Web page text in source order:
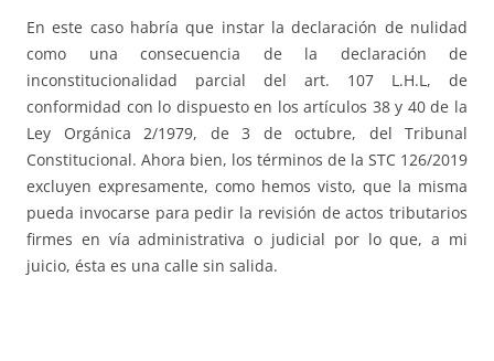
En este caso habría que instar la declaración de nulidad
como una consecuencia de la declaración de
inconstitucionalidad parcial del art. 107 L.H.L, de
conformidad con lo dispuesto en los artículos 38 y 40 de la
Ley Orgánica 2/1979, de 3 de octubre, del Tribunal
Constitucional. Ahora bien, los términos de la STC 126/2019
excluyen expresamente, como hemos visto, que la misma
pueda invocarse para pedir la revisión de actos tributarios
firmes en vía administrativa o judicial por lo que, a mi
juicio, ésta es una calle sin salida.